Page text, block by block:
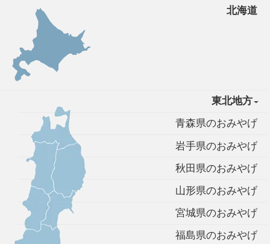
北海道
東北地方
青森県のおみやげ
岩手県のおみやげ
秋田県のおみやげ
山形県のおみやげ
宮城県のおみやげ
福島県のおみやげ